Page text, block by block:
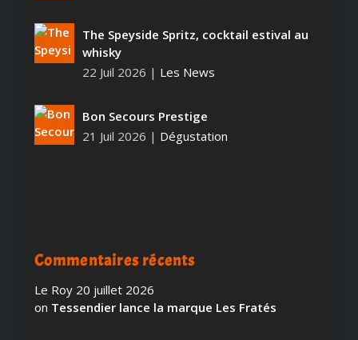
The Speyside Spritz, cocktail estival au
whisky
22 Juil 2026 | Les News
Bon Secours Prestige
21 Juil 2026 | Dégustation
Commentaires récents
Le Roy 20 juillet 2026
on Tessendier lance la marque Les Fratés